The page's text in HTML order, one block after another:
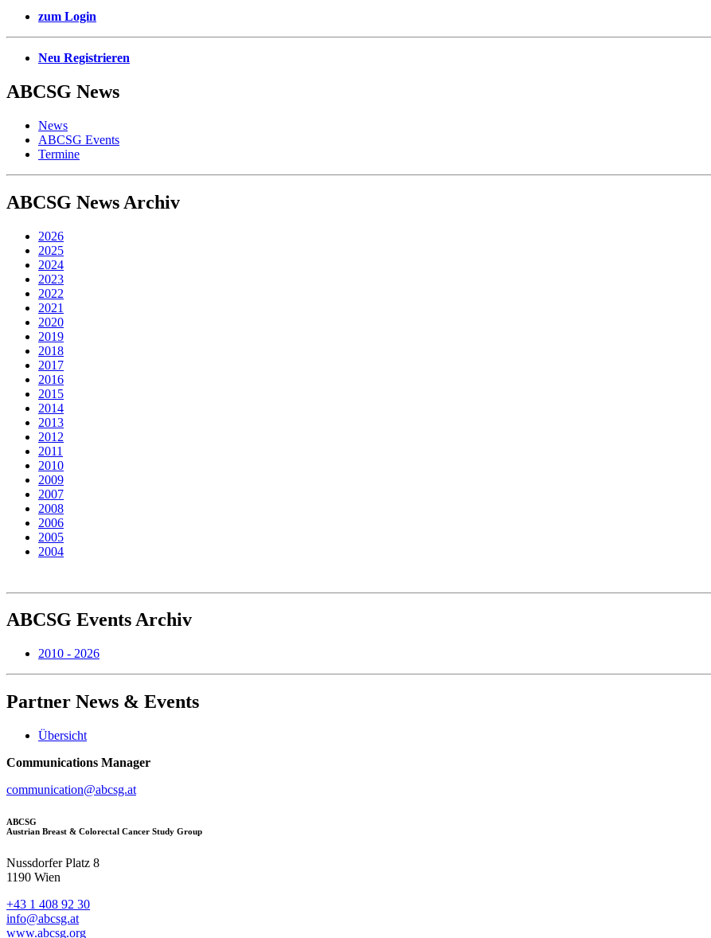
zum Login
Neu Registrieren
ABCSG News
News
ABCSG Events
Termine
ABCSG News Archiv
2026
2025
2024
2023
2022
2021
2020
2019
2018
2017
2016
2015
2014
2013
2012
2011
2010
2009
2007
2008
2006
2005
2004
ABCSG Events Archiv
2010 - 2026
Partner News & Events
Übersicht
Communications Manager
communication@abcsg.at
ABCSG
Austrian Breast & Colorectal Cancer Study Group
Nussdorfer Platz 8
1190 Wien
+43 1 408 92 30
info@abcsg.at
www.abcsg.org